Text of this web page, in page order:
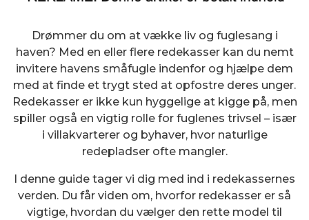
Drømmer du om at vække liv og fuglesang i
haven? Med en eller flere redekasser kan du nemt
invitere havens småfugle indenfor og hjælpe dem
med at finde et trygt sted at opfostre deres unger.
Redekasser er ikke kun hyggelige at kigge på, men
spiller også en vigtig rolle for fuglenes trivsel – især
i villakvarterer og byhaver, hvor naturlige
redepladser ofte mangler.
I denne guide tager vi dig med ind i redekassernes
verden. Du får viden om, hvorfor redekasser er så
vigtige, hvordan du vælger den rette model til